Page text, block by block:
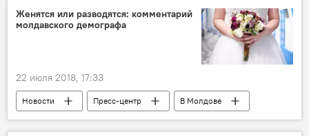
как выжить при землетрясении
Женятся или разводятся: комментарий
молдавского демографа
22 июля 2018, 17:33
Новости Пресс-центр
В Молдове
Общество
Республика Молдова